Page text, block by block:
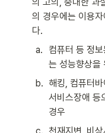
의 경우에는 이용
다.
a.
컴퓨터 등 정
는 성능향상을
b. 해킹, 컴퓨터
서비스장애 등
경우